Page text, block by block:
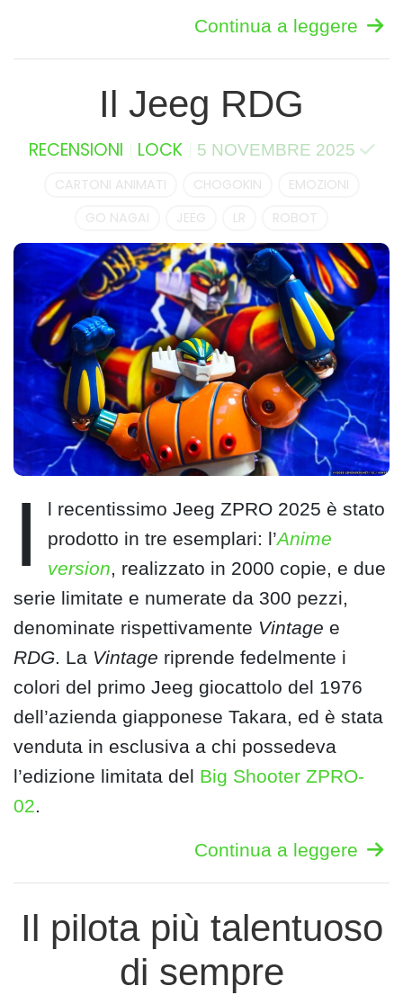
Continua a leggere
Il Jeeg RDG
RECENSIONI LOCK 5 NOVEMBRE 2025
CARTONI ANIMATI CHOGOKIN
EMOZIONI
GO NAGAI
JEEG LR ROBOT
I
l recentissimo Jeeg ZPRO 2025 è stato
prodotto in tre esemplari: l’Anime
version, realizzato in 2000 copie, e due
serie limitate e numerate da 300 pezzi,
denominate rispettivamente Vintage e
RDG. La Vintage riprende fedelmente i
colori del primo Jeeg giocattolo del 1976
dell’azienda giapponese Takara, ed è stata
venduta in esclusiva a chi possedeva
l’edizione limitata del Big Shooter ZPRO-
02.
Continua a leggere
Il pilota più talentuoso
di sempre